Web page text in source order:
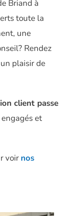
Briand à
toute la
une
Rendez
plaisir de
client passe
et
voir nos